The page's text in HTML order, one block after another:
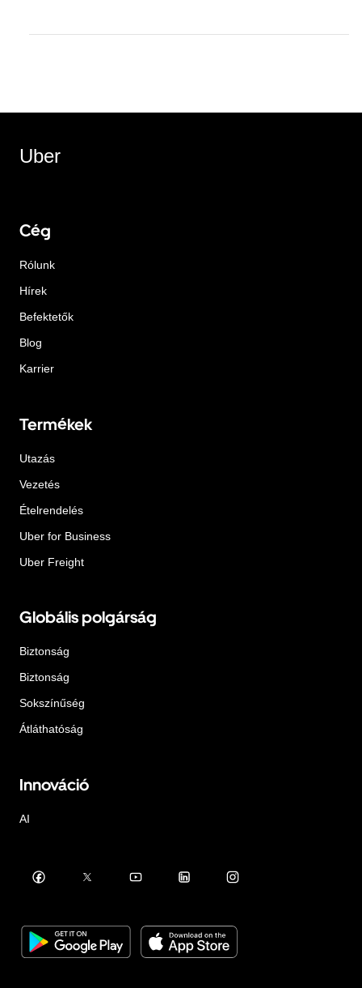
Uber
Cég
Rólunk
Hírek
Befektetők
Blog
Karrier
Termékek
Utazás
Vezetés
Ételrendelés
Uber for Business
Uber Freight
Globális polgárság
Biztonság
Biztonság
Sokszínűség
Átláthatóság
Innováció
AI